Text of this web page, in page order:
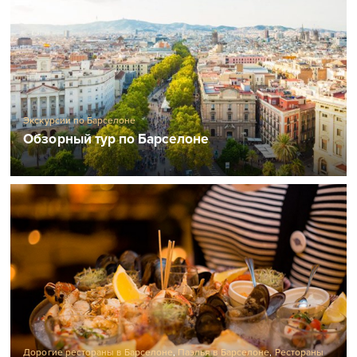
Экскурсии по Барселоне
Обзорный тур по Барселоне
Дорогие рестораны в Барселоне, Паэлья в Барселоне,Рестораны